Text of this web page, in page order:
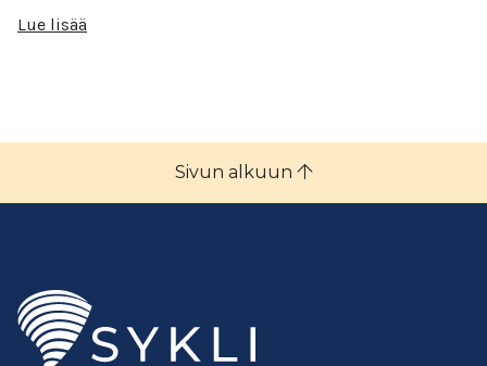
Lue lisää
Sivun alkuun